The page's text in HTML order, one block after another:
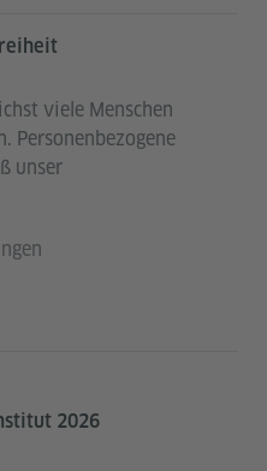
viele Menschen
Personenbezogene
unser
2026